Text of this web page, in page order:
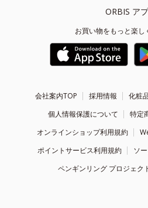
ORBIS ア
お買い物をもっと楽し
会社案内TOP 採用情報
化粧
個人情報保護について
特定
オンラインショップ利用規約
ポイントサービス利用規約
ソ
ペンギンリング プロジェク